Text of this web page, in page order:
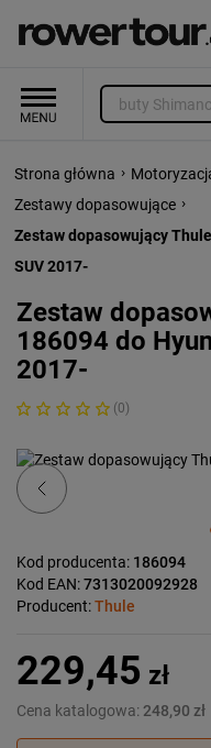
Strona główna ›
Zestawy dopasowujące ›
Zestaw dopasowujący
SUV 2017-
Zestaw
186094 do
2017-
(0)
Previous
Kod producenta: 186094
Kod EAN:7313020092928
Producent:Thule
229,45 zł
Cena katalogowa: 248,90 zł